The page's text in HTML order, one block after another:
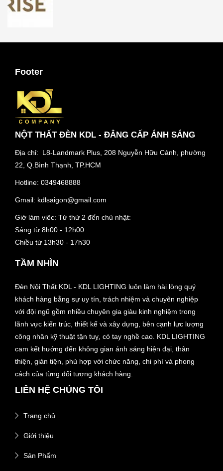
Footer
NỘT THẤT ĐÈN KDL - ĐẲNG CẤP ÁNH SÁNG
Địa chỉ: L8-Landmark Plus, 208 Nguyễn Hữu Cảnh, phường
22, Q.Bình Thạnh, TP.HCM
Hotline: 0349468888
Gmail: kdlsaigon@gmail.com
Giờ làm viêc: Từ thứ 2 đến chủ nhật:
Sáng từ 8h00 - 12h00
Chiều từ 13h30 - 17h30
TẦM NHÌN
Đèn Nội Thất KDL - KDL LIGHTING luôn làm hài lòng quý
khách hàng bằng sự uy tín, trách nhiệm và chuyên nghiệp
với đội ngũ gồm nhiều chuyên gia giàu kinh nghiệm trong
lãnh vực kiến trúc, thiết kế và xây dựng, bên cạnh lực lượng
công nhân kỹ thuật tận tuỵ, có tay nghề cao. KDL LIGHTING
cam kết hướng đến không gian ánh sáng hiện đại, thân
thiện, giản tiện, phù hợp với chức năng, chi phí và phong
cách của từng đối tượng khách hàng.
LIÊN HỆ CHÚNG TÔI
Trang chủ
Giới thiệu
Sản Phẩm